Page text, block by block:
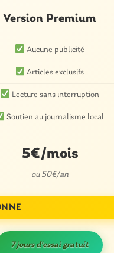
Version Premium
Aucune publicité
Articles exclusifs
Lecture sans interruption
Soutien au journalisme local
5€/mois
ou 50€/an
7 jours d'essai gratuit